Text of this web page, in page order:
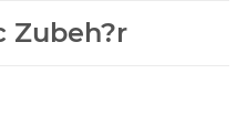
Zubeh?r